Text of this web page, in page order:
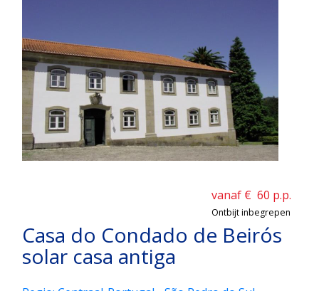
vanaf € 60 p.p.
Ontbijt inbegrepen
Casa do Condado de Beirós
solar casa antiga